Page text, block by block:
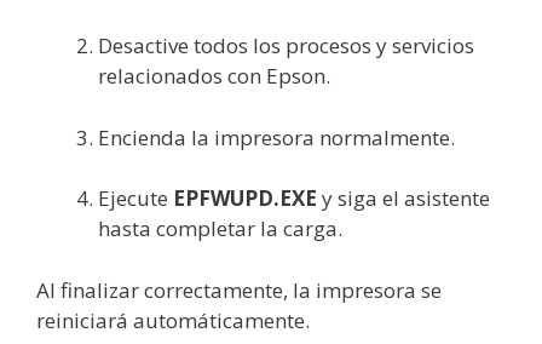
Desactive todos los procesos y servicios
relacionados con Epson.
Encienda la impresora normalmente.
Ejecute EPFWUPD.EXE y siga el asistente
hasta completar la carga.
Al finalizar correctamente, la impresora se
reiniciará automáticamente.